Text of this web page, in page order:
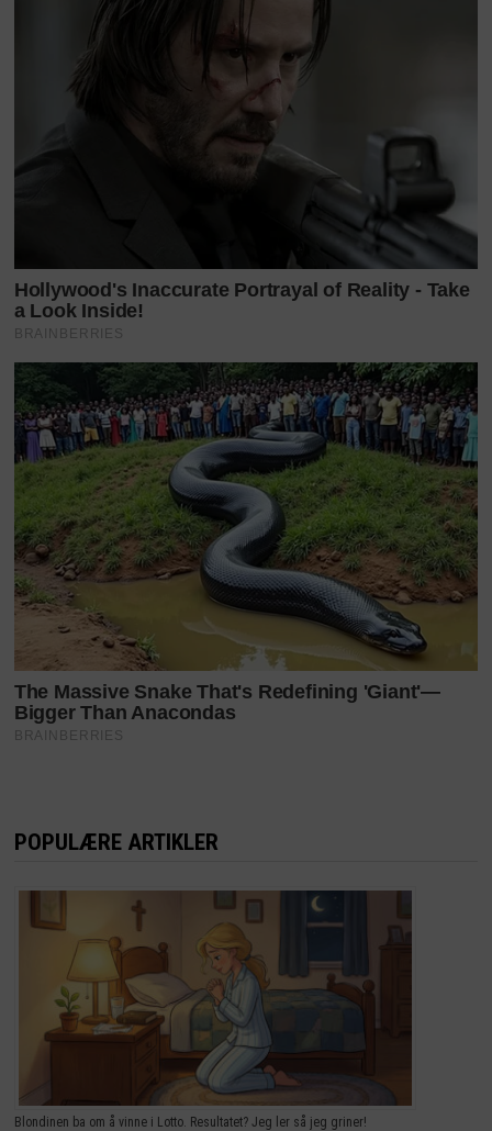
POPULÆRE ARTIKLER
Blondinen ba om å vinne i Lotto. Resultatet? Jeg ler så jeg griner!